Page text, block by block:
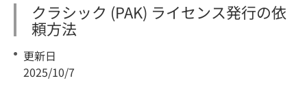
クラシック (PAK) ライセンス発行の依
頼方法
更新日
2025/10/7